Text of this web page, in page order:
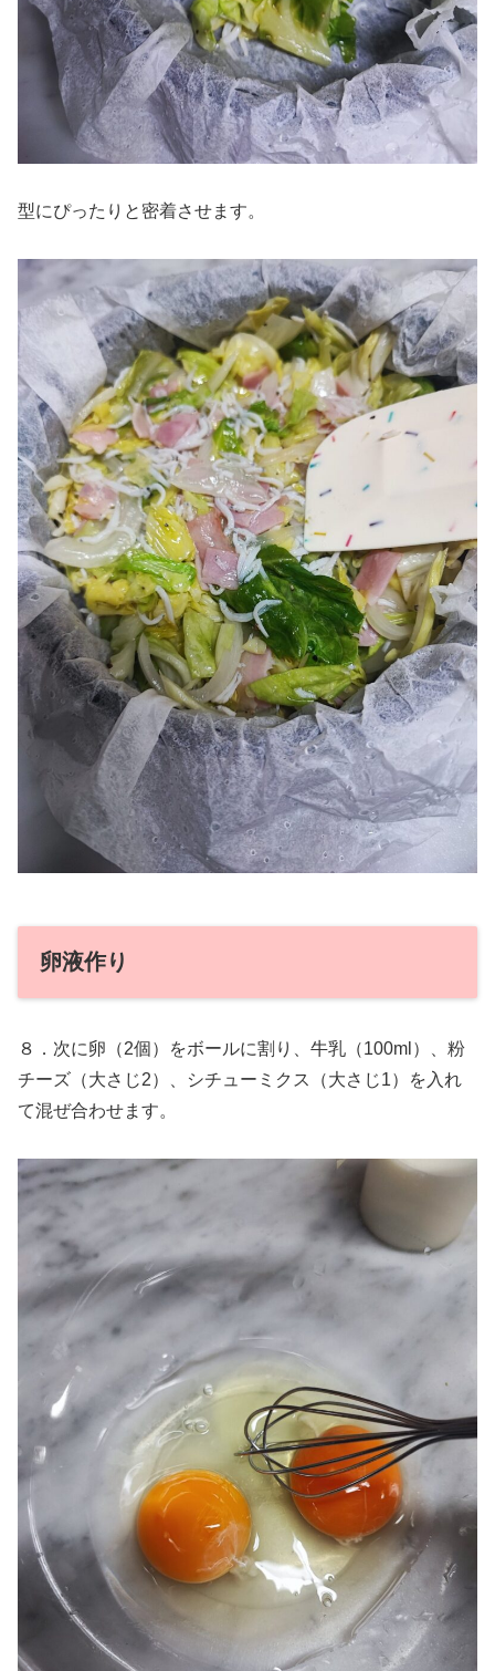
型にぴったりと密着させます。
卵液作り
８．次に卵（2個）をボールに割り、牛乳（100ml）、粉
チーズ（大さじ2）、シチューミクス（大さじ1）を入れ
て混ぜ合わせます。